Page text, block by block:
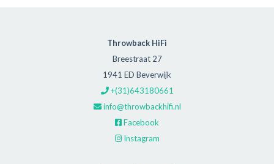
Throwback HiFi
Breestraat 27
1941 ED Beverwijk
+(31)643180661
info@throwbackhifi.nl
Facebook
Instagram